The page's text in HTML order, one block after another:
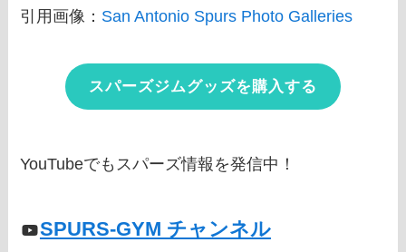
引用画像： San Antonio Spurs Photo Galleries
スパーズジムグッズを購入する
YouTubeでもスパーズ情報を発信中！
SPURS-GYM チャンネル